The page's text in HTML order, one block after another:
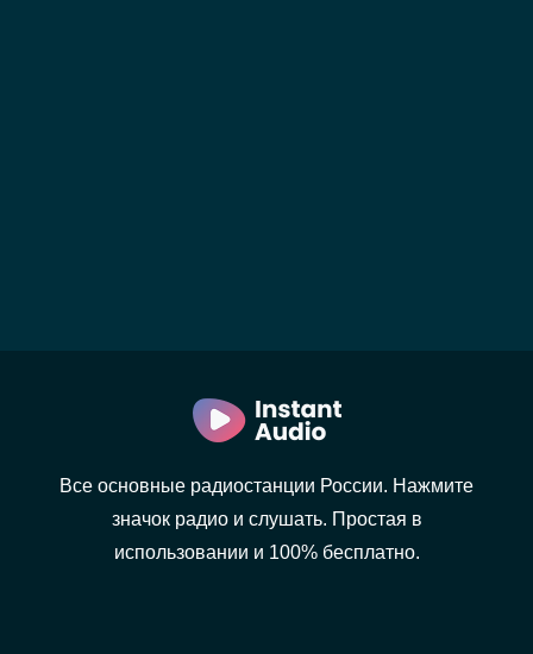
Все основные радиостанции России. Нажмите
значок радио и слушать. Простая в
использовании и 100% бесплатно.